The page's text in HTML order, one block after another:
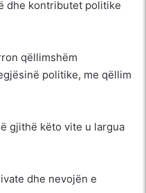
dhe kontributet politike
qëllimshëm
politike, me qëllim
gjithë këto vite u largua
dhe nevojën e